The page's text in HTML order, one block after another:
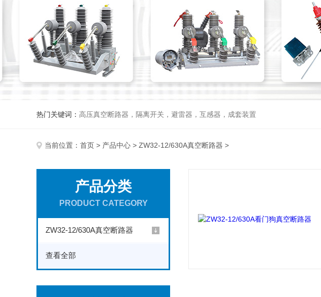
热门关键词： 高压真空断路器，隔离开关，避雷器，互感器，成套装置
当前位置： 首页 > 产品中心 > ZW32-12/630A真空断路器 >
产品分类
PRODUCT CATEGORY
ZW32-12/630A真空断路器
查看全部